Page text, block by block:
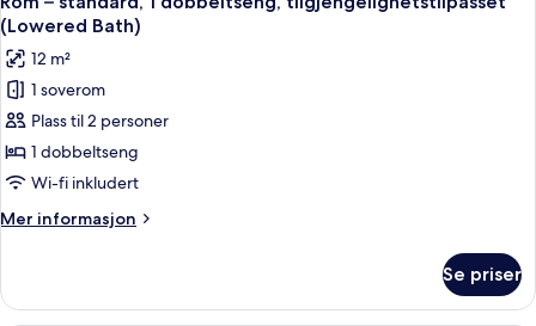
enkeltseng
alle
bildene
av
Rom
–
standard,
1
dobbeltseng,
tilgjengelighetstilpasset
Bath)
(Lowered Bath)
12 m²
1 soverom
Plass til 2 personer
1 dobbeltseng
Wi-fi inkludert
Mer informasjon
Mer
–
Se priser